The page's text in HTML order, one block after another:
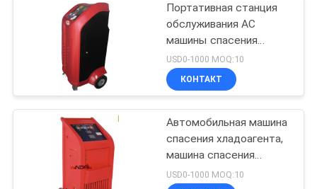
СПРОСИТЕ
ЦИТАТУ
КАРТА
САЙТА
ПОЛИТИКА
КОНФИДЕНЦИАЛЬНОСТИ
сварочное
оборудование
Портативная станция
обслуживания AC
машины спасения
кондиционирования
воздуха хладоагента
r134a
USD0-1000 MOQ:10
КОНТАКТ
Автомобильная машина
спасения хладоагента,
машина спасения
цилиндра 14kg A/C
USD0-1000 MOQ:10